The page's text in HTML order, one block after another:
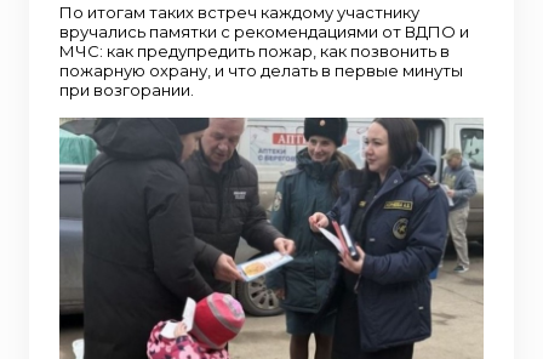
По итогам таких встреч каждому участнику
вручались памятки с рекомендациями от ВДПО и
МЧС: как предупредить пожар, как позвонить в
пожарную охрану, и что делать в первые минуты
при возгорании.